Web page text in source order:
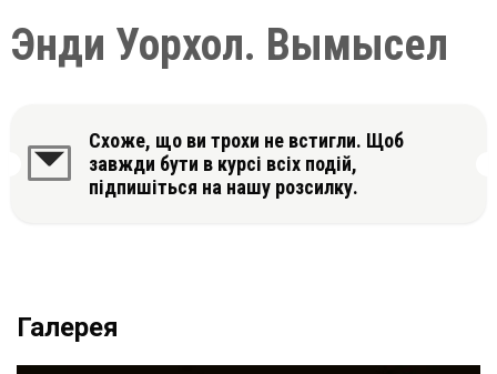
Энди Уорхол. Вымысел
Схоже, що ви трохи не встигли. Щоб
завжди бути в курсі всіх подій,
підпишіться на нашу розсилку.
Галерея